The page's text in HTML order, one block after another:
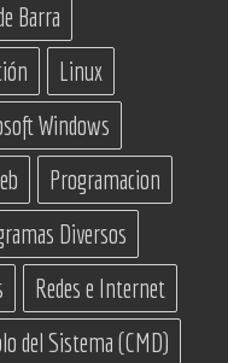
Barra
Linux
Windows
Programacion
Diversos
Redes e Internet
del Sistema (CMD)